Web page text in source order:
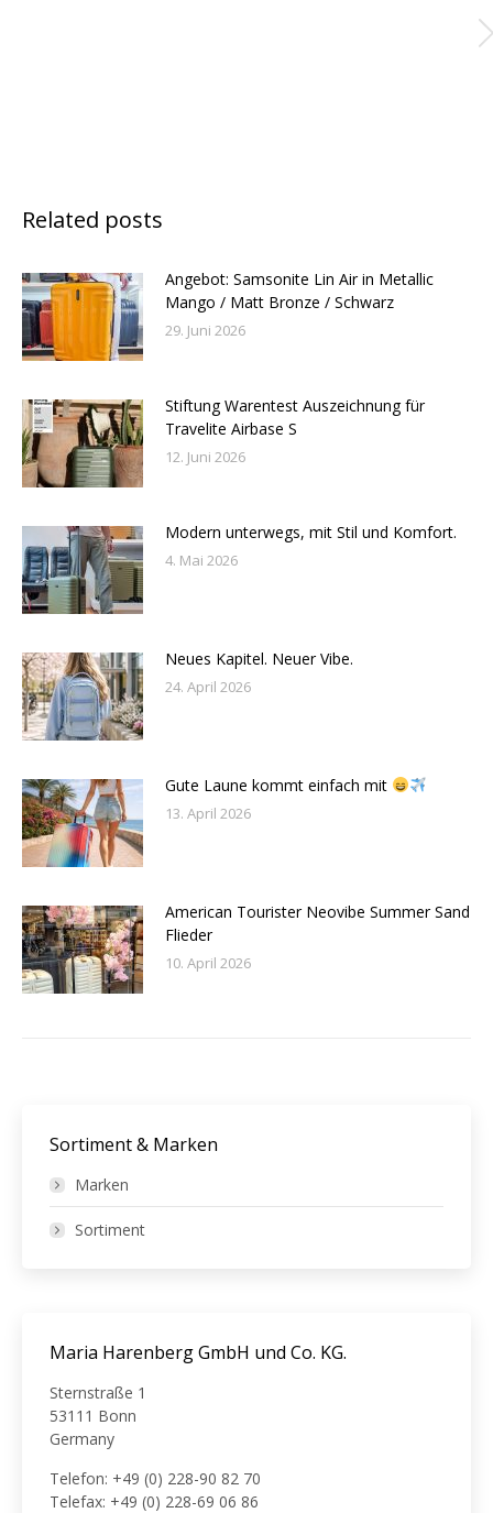
Related posts
Angebot: Samsonite Lin Air in Metallic
Mango / Matt Bronze / Schwarz
29. Juni 2026
Stiftung Warentest Auszeichnung für
Travelite Airbase S
12. Juni 2026
Modern unterwegs, mit Stil und Komfort.
4. Mai 2026
Neues Kapitel. Neuer Vibe.
24. April 2026
Gute Laune kommt einfach mit
13. April 2026
American Tourister Neovibe Summer Sand
Flieder
10. April 2026
Sortiment & Marken
Marken
Sortiment
Maria Harenberg GmbH und Co. KG.
Sternstraße 1
53111 Bonn
Germany
Telefon: +49 (0) 228-90 82 70
Telefax: +49 (0) 228-69 06 86